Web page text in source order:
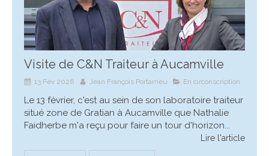
Visite de C&N Traiteur à Aucamville
13 Fév 2026 Jean François Portarrieu En circonscription
Le 13 février, c'est au sein de son laboratoire traiteur
situé zone de Gratian à Aucamville que Nathalie
Faidherbe m'a reçu pour faire un tour d'horizon...
Lire l'article